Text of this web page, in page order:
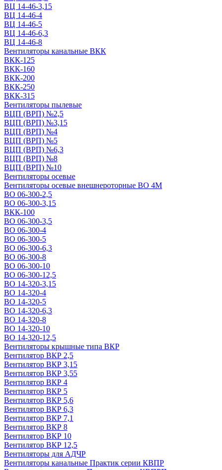
ВЦ 14-46-3,15
ВЦ 14-46-4
ВЦ 14-46-5
ВЦ 14-46-6,3
ВЦ 14-46-8
Вентиляторы канальные ВКК
ВКК-125
ВКК-160
ВКК-200
ВКК-250
ВКК-315
Вентиляторы пылевые
ВЦП (ВРП) №2,5
ВЦП (ВРП) №3,15
ВЦП (ВРП) №4
ВЦП (ВРП) №5
ВЦП (ВРП) №6,3
ВЦП (ВРП) №8
ВЦП (ВРП) №10
Вентиляторы осевые
Вентиляторы осевые внешнероторные ВО 4М
ВО 06-300-2,5
ВО 06-300-3,15
ВКК-100
ВО 06-300-3,5
ВО 06-300-4
ВО 06-300-5
ВО 06-300-6,3
ВО 06-300-8
ВО 06-300-10
ВО 06-300-12,5
ВО 14-320-3,15
ВО 14-320-4
ВО 14-320-5
ВО 14-320-6,3
ВО 14-320-8
ВО 14-320-10
ВО 14-320-12,5
Вентиляторы крышные типа ВКР
Вентилятор ВКР 2,5
Вентилятор ВКР 3,15
Вентилятор ВКР 3,55
Вентилятор ВКР 4
Вентилятор ВКР 5
Вентилятор ВКР 5,6
Вентилятор ВКР 6,3
Вентилятор ВКР 7,1
Вентилятор ВКР 8
Вентилятор ВКР 10
Вентилятор ВКР 12,5
Вентиляторы для АДЧР
Вентиляторы канальные Практик серии КВПР